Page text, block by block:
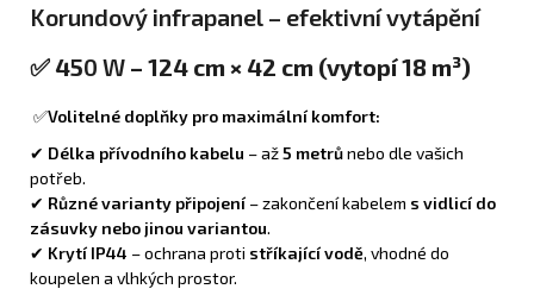
Korundový infrapanel – efektivní vytápění
✅ 450 W – 124 cm × 42 cm (vytopí 18 m³)
✅Volitelné doplňky pro maximální komfort:
✔ Délka přívodního kabelu – až5 metrůnebo dle vašich
potřeb.
✔ Různé varianty připojení – zakončení kabelem s vidlicí do
zásuvky nebo jinou variantou.
✔ Krytí IP44 – ochrana proti stříkající vodě, vhodné do
koupelen a vlhkých prostor.